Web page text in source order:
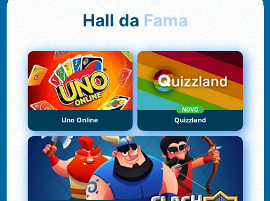
Hall da Fama
Uno Online
NOVO
Quizzland